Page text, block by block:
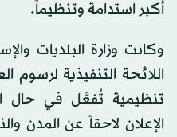
أكبر استدامة وتنظيماً.
وكانت وزارة البلديات
اللائحة التنفيذية لرسوم
تنظيمية تُفعَّل في حال
الإعلان لاحقاً عن المدن